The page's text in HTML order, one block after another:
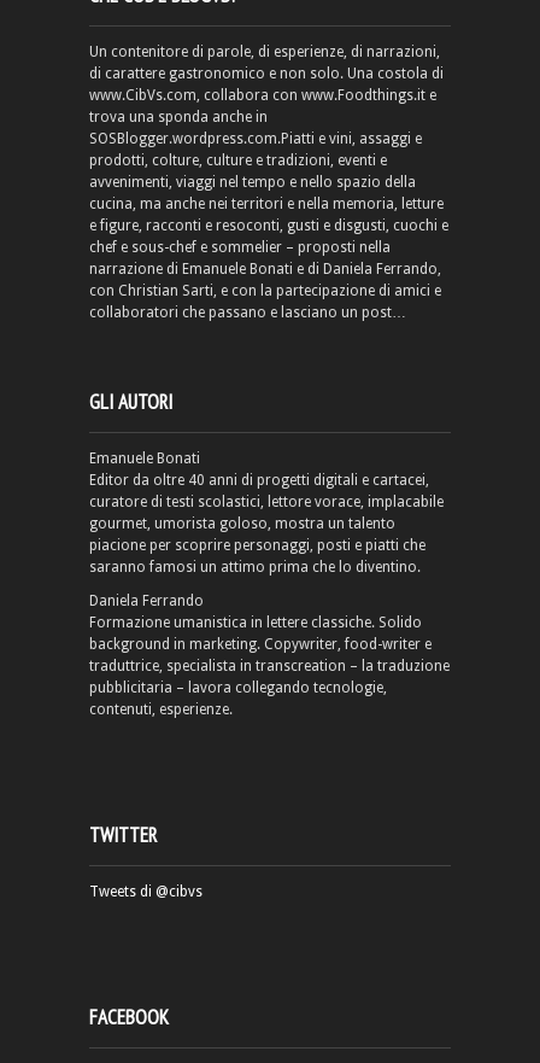
Un contenitore di parole, di esperienze, di narrazioni,
di carattere gastronomico e non solo. Una costola di
www.CibVs.com, collabora con www.Foodthings.it e
trova una sponda anche in
SOSBlogger.wordpress.com.Piatti e vini, assaggi e
prodotti, colture, culture e tradizioni, eventi e
avvenimenti, viaggi nel tempo e nello spazio della
cucina, ma anche nei territori e nella memoria, letture
e figure, racconti e resoconti, gusti e disgusti, cuochi e
chef e sous-chef e sommelier – proposti nella
narrazione di Emanuele Bonati e di Daniela Ferrando,
con Christian Sarti, e con la partecipazione di amici e
collaboratori che passano e lasciano un post…
GLI AUTORI
Emanuele Bonati
Editor da oltre 40 anni di progetti digitali e cartacei,
curatore di testi scolastici, lettore vorace, implacabile
gourmet, umorista goloso, mostra un talento
piacione per scoprire personaggi, posti e piatti che
saranno famosi un attimo prima che lo diventino.
Daniela Ferrando
Formazione umanistica in lettere classiche. Solido
background in marketing. Copywriter, food-writer e
traduttrice, specialista in transcreation – la traduzione
pubblicitaria – lavora collegando tecnologie,
contenuti, esperienze.
TWITTER
Tweets di @cibvs
FACEBOOK